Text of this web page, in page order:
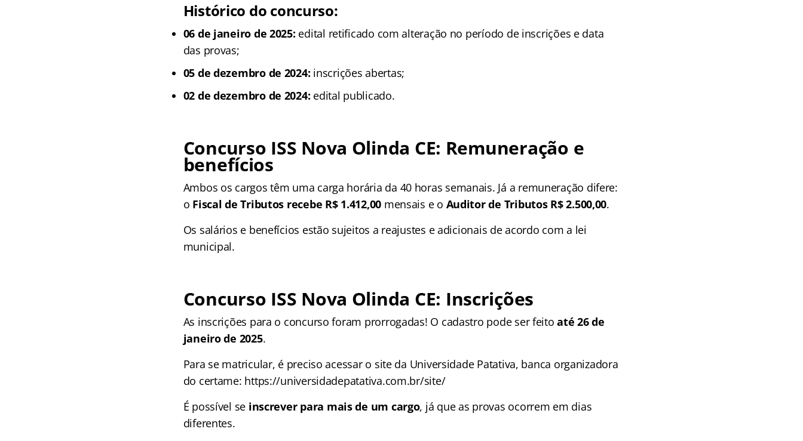
Histórico do concurso:
06 de janeiro de 2025: edital retificado com alteração no período de inscrições e data
das provas;
05 de dezembro de 2024: inscrições abertas;
02 de dezembro de 2024: edital publicado.
Concurso ISS Nova Olinda CE: Remuneração e
benefícios
Ambos os cargos têm uma carga horária da 40 horas semanais. Já a remuneração difere:
o Fiscal de Tributos recebe R$ 1.412,00 mensais e o Auditor de Tributos R$ 2.500,00.
Os salários e benefícios estão sujeitos a reajustes e adicionais de acordo com a lei
municipal.
Concurso ISS Nova Olinda CE: Inscrições
As inscrições para o concurso foram prorrogadas! O cadastro pode ser feitoaté 26 de
janeiro de 2025.
Para se matricular, é preciso acessar o site da Universidade Patativa, banca organizadora
do certame: https://universidadepatativa.com.br/site/
É possível se inscrever para mais de um cargo, já que as provas ocorrem em dias
diferentes.